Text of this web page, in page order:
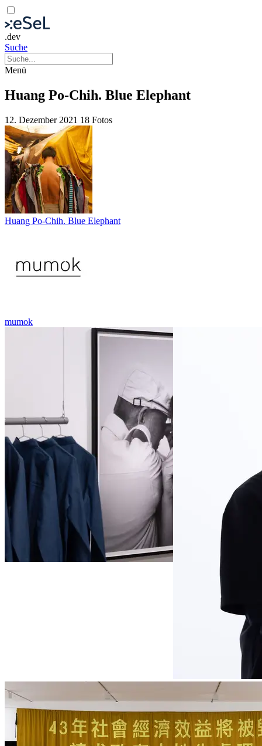
.dev
Suche
Menü
Huang Po-Chih. Blue Elephant
12. Dezember 2021 18 Fotos
Huang Po-Chih. Blue Elephant
mumok